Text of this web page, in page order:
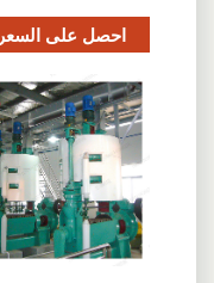
احصل على السعر